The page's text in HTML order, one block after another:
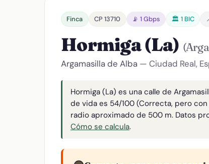
Finca CP 13710 📡 1 Gbps 🏛️ 1 BIC
Hormiga (La)
Argamasilla de Alba — Ciudad Real,
Hormiga (La) es una calle de
de vida es 54/100 (Correcta, pero
radio aproximado de 500 m. Datos
Cómo se calcula.